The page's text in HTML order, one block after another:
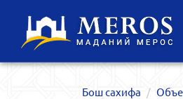
Бош сахифа